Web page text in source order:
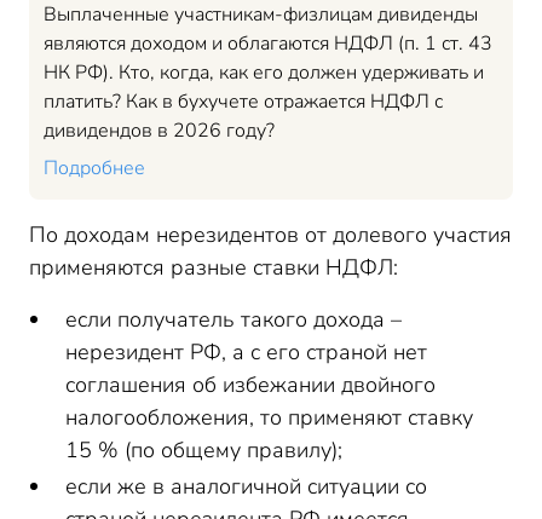
Выплаченные участникам-физлицам дивиденды
являются доходом и облагаются НДФЛ (п. 1 ст. 43
НК РФ). Кто, когда, как его должен удерживать и
платить? Как в бухучете отражается НДФЛ с
дивидендов в 2026 году?
Подробнее
По доходам нерезидентов от долевого участия
применяются разные ставки НДФЛ:
если получатель такого дохода –
нерезидент РФ, а с его страной нет
соглашения об избежании двойного
налогообложения, то применяют ставку
15 % (по общему правилу);
если же в аналогичной ситуации со